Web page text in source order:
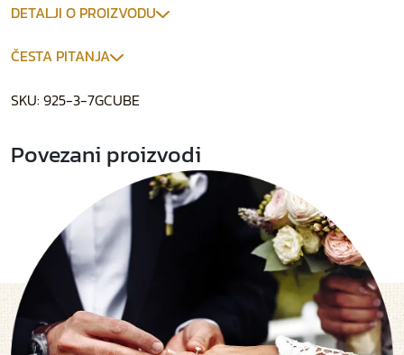
DETALJI O PROIZVODU
ČESTA PITANJA
SKU: 925-3-7GCUBE
Povezani proizvodi